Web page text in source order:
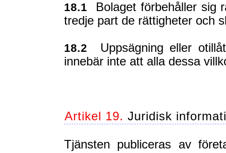
18.1 Bolaget förbehåller sig
tredje part de rättigheter och
18.2 Uppsägning eller
innebär inte att alla dessa
Artikel 19. Juridisk
Tjänsten publiceras av